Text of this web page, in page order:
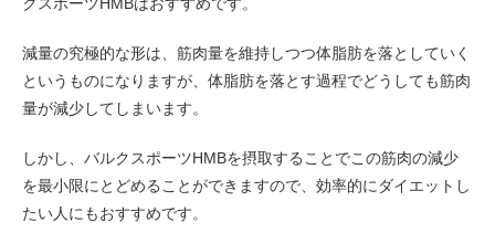
減量の究極的な形は、筋肉量を維持しつつ体脂肪を落としていく
というものになりますが、体脂肪を落とす過程でどうしても筋肉
量が減少してしまいます。
しかし、バルクスポーツHMBを摂取することでこの筋肉の減少
を最小限にとどめることができますので、効率的にダイエットし
たい人にもおすすめです。